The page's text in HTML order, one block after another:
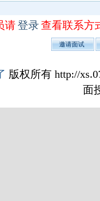
请登录 查看联系方
版权所有 http://
面